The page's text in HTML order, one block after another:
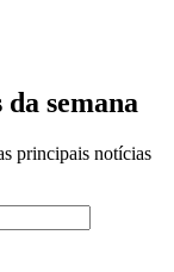
semana
principais notícias